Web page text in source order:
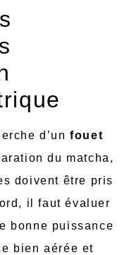
d’unfouet
du matcha,
doivent être pris
il faut évaluer
bonne puissance
bien aérée et